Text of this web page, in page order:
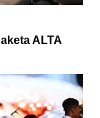
ALTA